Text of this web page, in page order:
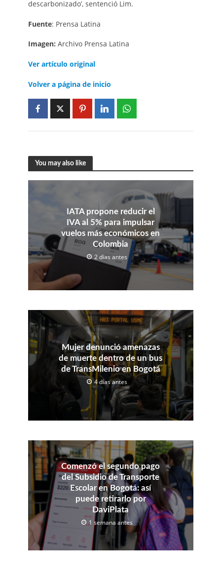
descarbonizado’, sentenció Lim.
Fuente: Prensa Latina
Imagen: Archivo Prensa Latina
Ver artículo original
Volver a página de inicio
You may also like
IATA propone reducir el
IVA al 5% para impulsar
vuelos más económicos en
Colombia
2 días antes
Mujer denunció amenazas
de muerte dentro de un bus
de TransMilenio en Bogotá
4 días antes
Comenzó el segundo pago
del Subsidio de Transporte
Escolar en Bogotá: así
puede retirarlo por
DaviPlata
1 semana antes